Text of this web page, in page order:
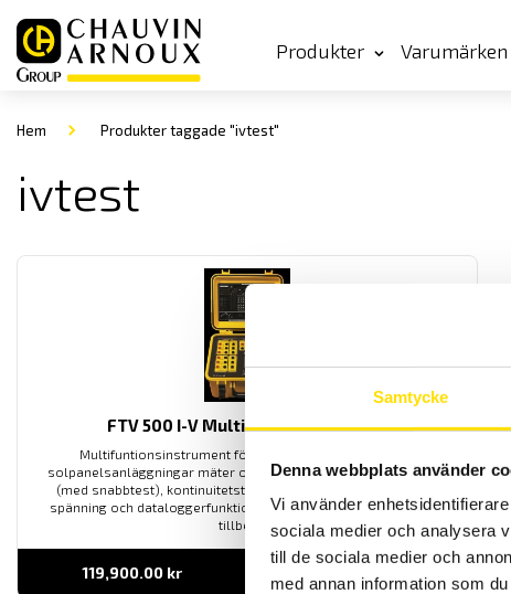
Samtycke
Denna webbplats använder
Vi använder
sociala medier och analysera
till de sociala medier och
med annan information som
Produkter Varumärken
Hem Produkter taggade "ivtest"
ivtest
FTV 500 I-V Multifunktionstestare
Multifuntionsinstrument för kontroll och underhåll av
solpanelsanläggningar mäter omvandlingseffektivitet, I-V kurva
(med snabbtest), kontinuitetstest, isolationsprov även under
spänning och dataloggerfunktion. Levereras komplett med alla
tillbehör.
119,900.00 kr LÄS MER